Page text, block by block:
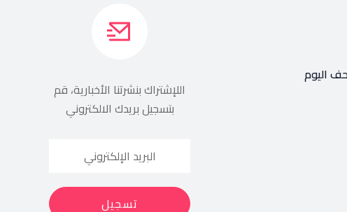
اليوم
اللإشتراك بنشرتنا الأخبارية، قم
بتسجيل بريدك الالكتروني